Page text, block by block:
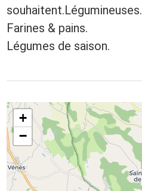
souhaitent.Légumineuses.
Farines & pains.
Légumes de saison.
+
−